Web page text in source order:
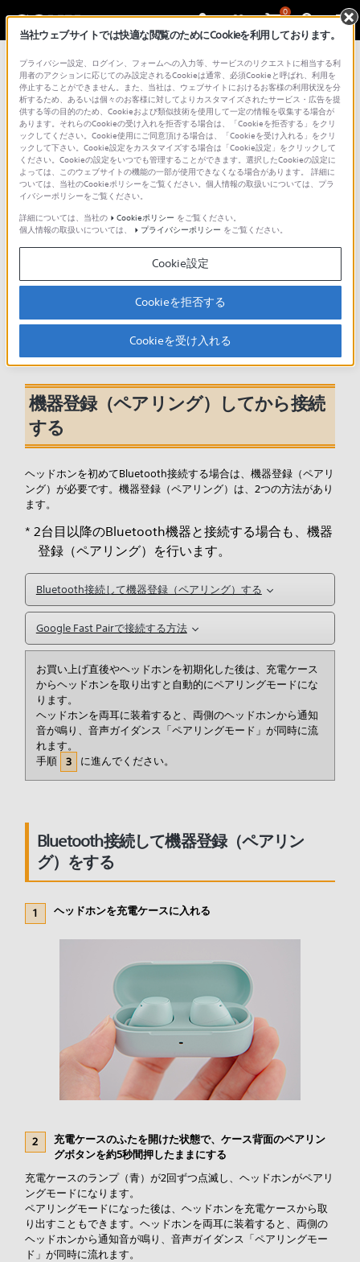
0
WF-C510|スマートフォンやウ
ォークマンと接続する
WF-C510とスマートフォンやウォークマンなどのBluetooth機器と
機器登録（ペアリング）してから接続する方法を紹介します。
パソコンとの接続方法は、以下のページをご確認ください。
WF-C510 パソコンと接続する
機器登録（ペアリング）してから接続
する
ヘッドホンを初めてBluetooth接続する場合は、機器登録（ペアリ
ング）が必要です。機器登録（ペアリング）は、2つの方法があり
ます。
* 2台目以降のBluetooth機器と接続する場合も、機器
登録（ペアリング）を行います。
Bluetooth接続して機器登録（ペアリング）する
Google Fast Pairで接続する方法
お買い上げ直後やヘッドホンを初期化した後は、充電ケース
からヘッドホンを取り出すと自動的にペアリングモードにな
ります。
ヘッドホンを両耳に装着すると、両側のヘッドホンから通知
音が鳴り、音声ガイダンス「ペアリングモード」が同時に流
れます。
手順
3 に進んでください。
Bluetooth接続して機器登録（ペアリン
グ）をする
ヘッドホンを充電ケースに入れる
充電ケースのふたを開けた状態で、ケース背面のペアリン
グボタンを約5秒間押したままにする
充電ケースのランプ（青）が2回ずつ点滅し、ヘッドホンがペアリ
ングモードになります。
ペアリングモードになった後は、ヘッドホンを充電ケースから取
り出すこともできます。ヘッドホンを両耳に装着すると、両側の
ヘッドホンから通知音が鳴り、音声ガイダンス「ペアリングモー
ド」が同時に流れます。
当社ウェブサイトでは快適な閲覧のためにCookieを利用しております。
プライバシー設定、ログイン、フォームへの入力等、サービスのリクエストに相当する利
用者のアクションに応じてのみ設定されるCookieは通常、必須Cookieと呼ばれ、利用を
停止することができません。また、当社は、ウェブサイトにおけるお客様の利用状況を分
析するため、あるいは個々のお客様に対してよりカスタマイズされたサービス・広告を提
供する等の目的のため、Cookieおよび類似技術を使用して一定の情報を収集する場合が
あります。それらのCookieの受け入れを拒否する場合は、「Cookieを拒否する」をクリ
ックしてください。Cookie使用にご同意頂ける場合は、「Cookieを受け入れる」をクリ
ックして下さい。Cookie設定をカスタマイズする場合は「Cookie設定」をクリックして
ください。Cookieの設定をいつでも管理することができます。選択したCookieの設定に
よっては、このウェブサイトの機能の一部が使用できなくなる場合があります。 詳細に
ついては、当社のCookieポリシーをご覧ください。個人情報の取扱いについては、プラ
イバシーポリシーをご覧ください。
詳細については、当社の
Cookieポリシー をご覧ください。
個人情報の取扱いについては、
プライバシーポリシー をご覧ください。
Cookie設定
Cookieを拒否する
Cookieを受け入れる